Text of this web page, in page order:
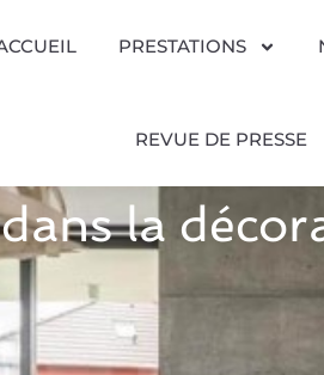
PRESTATIONS
REVUE DE PRESSE
la